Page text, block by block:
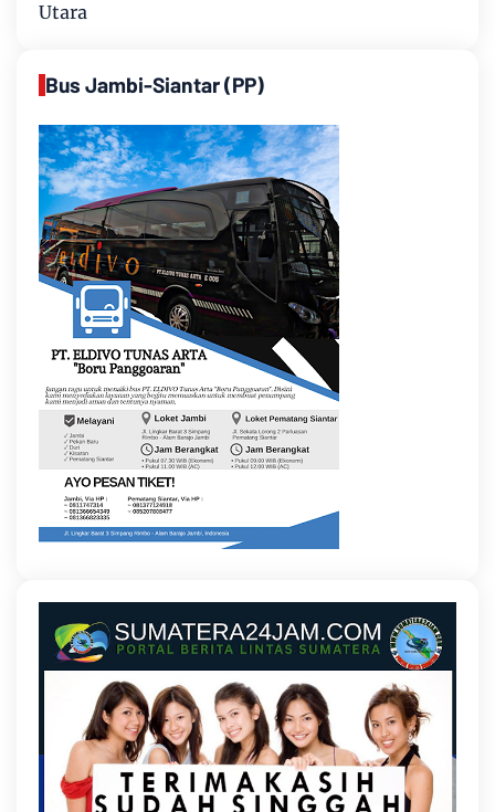
Utara
Bus Jambi-Siantar (PP)